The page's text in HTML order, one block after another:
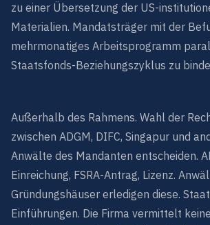
zu einer Übersetzung der US-
Materialien. Mandatsträger mit der
mehrmonatiges Arbeitsprogramm
Staatsfonds-Beziehungszyklus zu
Außerhalb des Rahmens. Wahl der
zwischen ADGM, DIFC, Singapur und
Anwälte des Mandanten entscheiden.
Einreichung, FSRA-Antrag, Lizenz.
Gründungshäuser erledigen diese.
Einführungen. Die Firma vermittelt